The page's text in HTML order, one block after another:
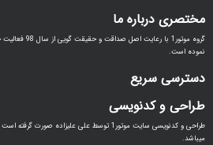
ما
گروه موتور1 با رعایت اصل صداقت و حقیقت گویی از سال 98
طراحی و کدنویسی سایت موتور1 توسط علی علیزاده صورت گرفته است و تمام